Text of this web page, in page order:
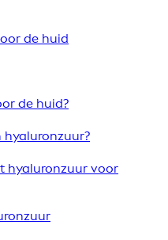
de huid
de huid?
hyaluronzuur?
hyaluronzuur voor